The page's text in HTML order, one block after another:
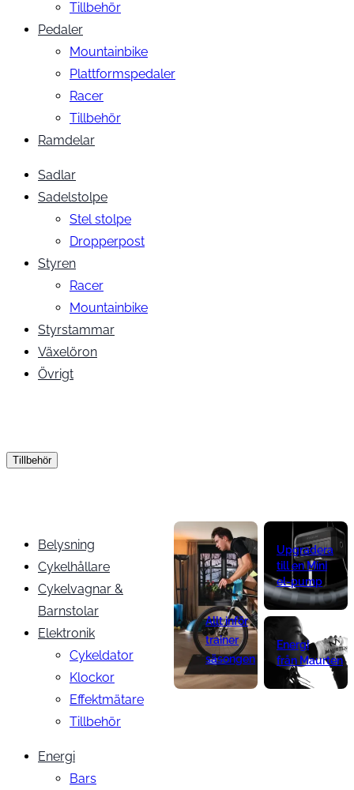
Tillbehör
Pedaler
Mountainbike
Plattformspedaler
Racer
Tillbehör
Ramdelar
Sadlar
Sadelstolpe
Stel stolpe
Dropperpost
Styren
Racer
Mountainbike
Styrstammar
Växelöron
Övrigt
Tillbehör
Belysning
Cykelhållare
Cykelvagnar &
Barnstolar
Elektronik
Cykeldator
Klockor
Effektmätare
Tillbehör
Energi
Bars
Allt inför
trainer
säsongen
Upgradera
till en Mini
el-pump
Energi
från Maurten